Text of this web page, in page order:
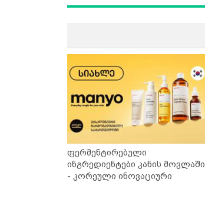
ფერმენტირებული
ინგრედიენტები კანის მოვლაში
- კორეული ინოვაციური